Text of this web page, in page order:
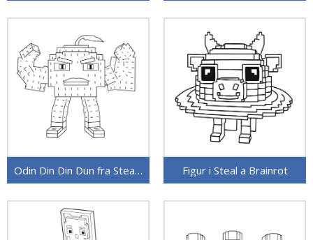
Odin Din Din Dun fra Steal a Brainrot Figur i Steal a Brainrot